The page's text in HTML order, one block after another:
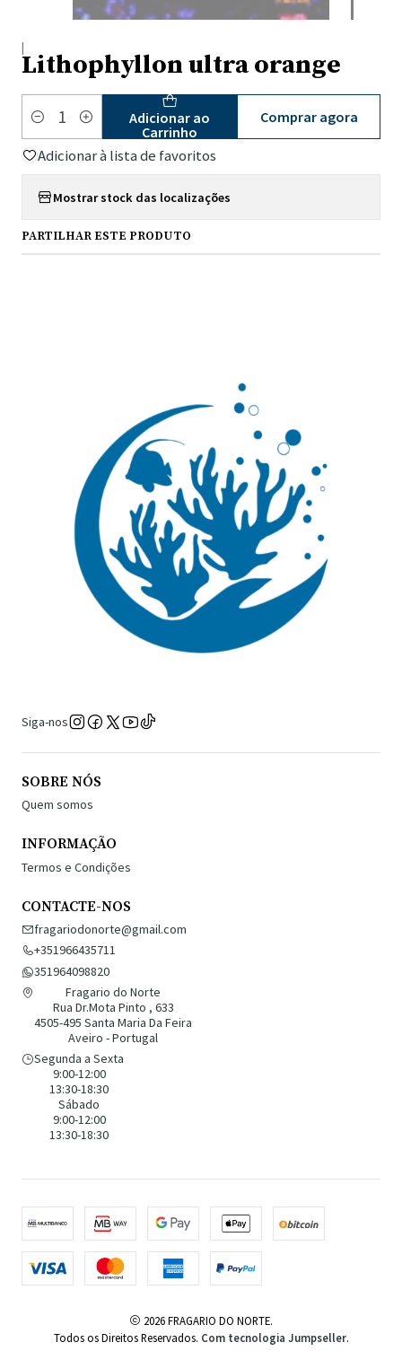
|
Lithophyllon ultra orange
Quantidade
Adicionar ao
Carrinho
Comprar agora
Adicionar à lista de favoritos
Mostrar stock das localizações
PARTILHAR ESTE PRODUTO
Siga-nos
SOBRE NÓS
Quem somos
INFORMAÇÃO
Termos e Condições
CONTACTE-NOS
fragariodonorte@gmail.com
+351966435711
351964098820
Fragario do Norte
Rua Dr.Mota Pinto , 633
4505-495 Santa Maria Da Feira
Aveiro - Portugal
Segunda a Sexta
9:00-12:00
13:30-18:30
Sábado
9:00-12:00
13:30-18:30
2026 FRAGARIO DO NORTE.
Todos os Direitos Reservados. Com tecnologia Jumpseller.